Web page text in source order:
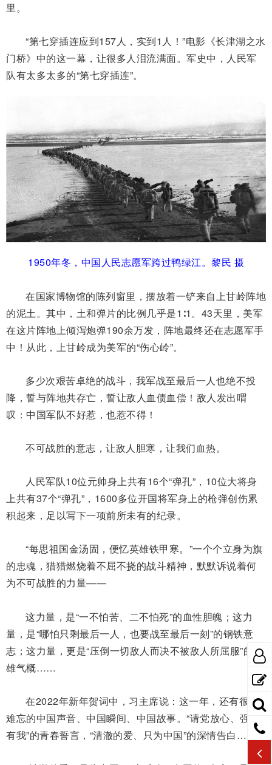
里。
“第七穿插连应到157人，实到1人！”电影《长津湖之水
门桥》中的这一幕，让很多人泪流满面。军史中，人民军
队有太多太多的“第七穿插连”。
1950年冬，中国人民志愿军跨过鸭绿江。黎民 摄
在国家博物馆的陈列窗里，摆放着一铲来自上甘岭阵地
的泥土。其中，土和弹片的比例几乎是1∶1。43天里，美军
在这片阵地上倾泻炮弹190余万发，阵地最终还在志愿军手
中！从此，上甘岭成为美军的“伤心岭”。
多少次艰苦卓绝的战斗，我军战至最后一人也绝不投
降，誓与阵地共存亡，誓让敌人血债血偿！敌人发出喟
叹：中国军队不好惹，也惹不得！
不可战胜的意志，让敌人胆寒，让我们血热。
人民军队10位元帅身上共有16个“弹孔”，10位大将身
上共有37个“弹孔”，1600多位开国将军身上的枪弹创伤累
积起来，足以写下一项前所未有的纪录。
“每思祖国金汤固，便忆英雄铁甲寒。”一个个立身为旗
的忠魂，猎猎燃烧着不屈不挠的战斗精神，默默诉说着何
为不可战胜的力量——
这力量，是“一不怕苦、二不怕死”的血性胆魄；这力
量，是“哪怕只剩最后一人，也要战至最后一刻”的钢铁意
志；这力量，更是“压倒一切敌人而决不被敌人所屈服”的英
雄气概……
在2022年新年贺词中，习主席说：这一年，还有很多
难忘的中国声音、中国瞬间、中国故事。“请党放心、强国
有我”的青春誓言，“清澈的爱、只为中国”的深情告白……